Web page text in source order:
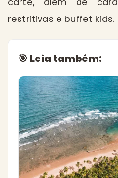
restritivas e buffet kids.
🎯 Leia também: